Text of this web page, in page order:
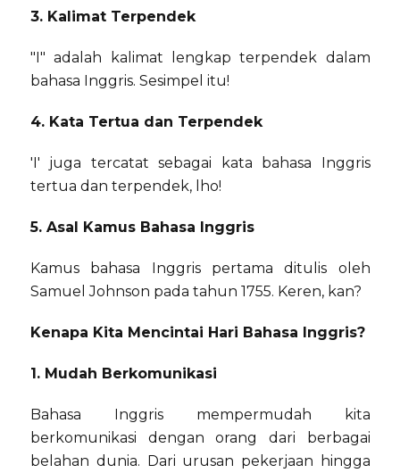
3. Kalimat Terpendek
"I" adalah kalimat lengkap terpendek dalam
bahasa Inggris. Sesimpel itu!
4. Kata Tertua dan Terpendek
'I' juga tercatat sebagai kata bahasa Inggris
tertua dan terpendek, lho!
5. Asal Kamus Bahasa Inggris
Kamus bahasa Inggris pertama ditulis oleh
Samuel Johnson pada tahun 1755. Keren, kan?
Kenapa Kita Mencintai Hari Bahasa Inggris?
1. Mudah Berkomunikasi
Bahasa Inggris mempermudah kita
berkomunikasi dengan orang dari berbagai
belahan dunia. Dari urusan pekerjaan hingga